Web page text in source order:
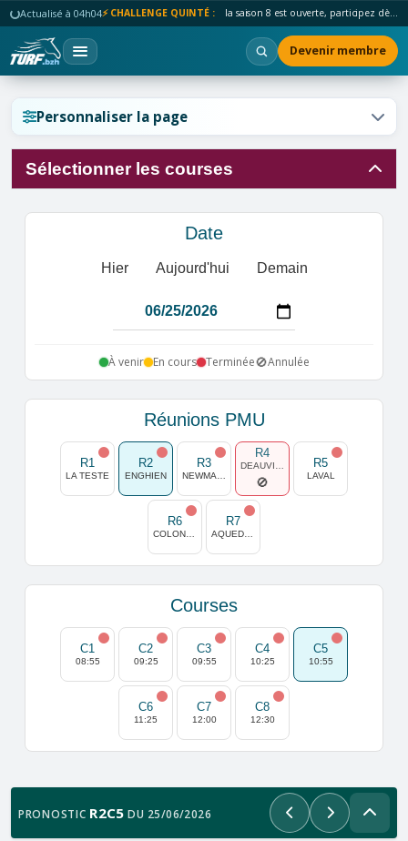
Actualisé à 04h04⚡ CHALLENGE QUINTÉ : la saison 8 est ouverte, participez dès maintenant !
Devenir membre
Personnaliser la page
Sélectionner les courses
Date
Hier Aujourd'hui Demain
À venir En cours Terminée🚫Annulée
Réunions PMU
R1
LA TESTE
R2
ENGHIEN
R3
R4
R5
LAVAL
R6 R7
Courses
C1
08:55
C2
09:25
C3
09:55
C4
10:25
C5
10:55
C6
11:25
C7
12:00
C8
12:30
PRONOSTIC R2C5 DU 25/06/2026 PrécédentSuivant
Réinitialiser l'affichage ?
Réinitialiser